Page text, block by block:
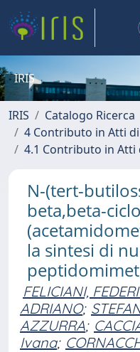
IRIS
IRIS
Catalogo Ricerca
4 Contributo in Atti
4.1 Contributo in Atti
N-(tert-
beta,beta-
la sintesi di
FELICIANI,
ADRIANO;
AZZURRA;
Ivana;